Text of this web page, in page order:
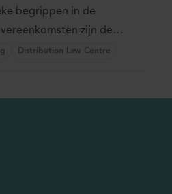
begrippen in de
zijn de
Distribution Law Centre